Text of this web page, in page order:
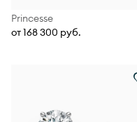
Princesse
от 168 300 руб.